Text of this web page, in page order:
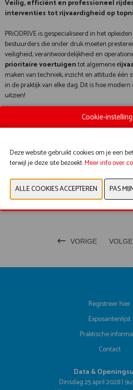
Veilig, efficiënt en professioneel
interventies tot rijvaardigheid op
PRiODRIVE is gespecialiseerd in het
bestuurders die onder druk moeten
veiligheid, verantwoordelijkheid en
prioritaire voertuigentot algemene
maken van techniek, inzicht en attitude één
in de praktijk van elke dag. Dit is hoe
uitzien!
WEBSITE CATALOGUS
PRODUCTGROEP
VORIGE
Registreer hier
Exposantenlijst
Praktische
Contact
Data &
Dinsdag 25 april 2028 |
Cookie-
Deze website gebruikt cookies om je een
terwijl je deze site bezoekt.Meer info over